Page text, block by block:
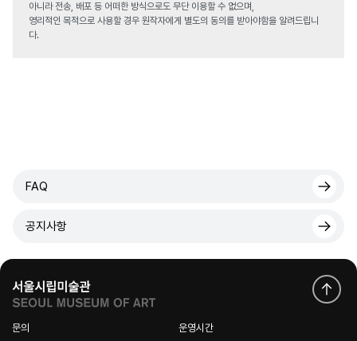
아니라 전송, 배포 등 어떠한 방식으로도 무단 이용할 수 없으며,
영리적인 목적으로 사용할 경우 원작자에게 별도의 동의를 받아야함을 알려드립니
다.
FAQ
공지사항
문의 운영시간